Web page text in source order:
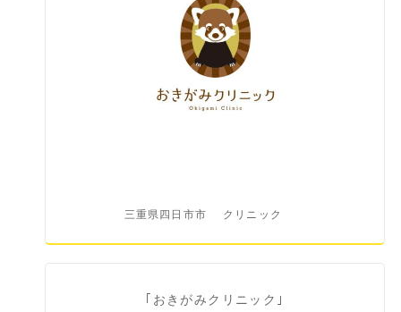
三重県四日市市 クリニック
｢おきがみクリニック｣